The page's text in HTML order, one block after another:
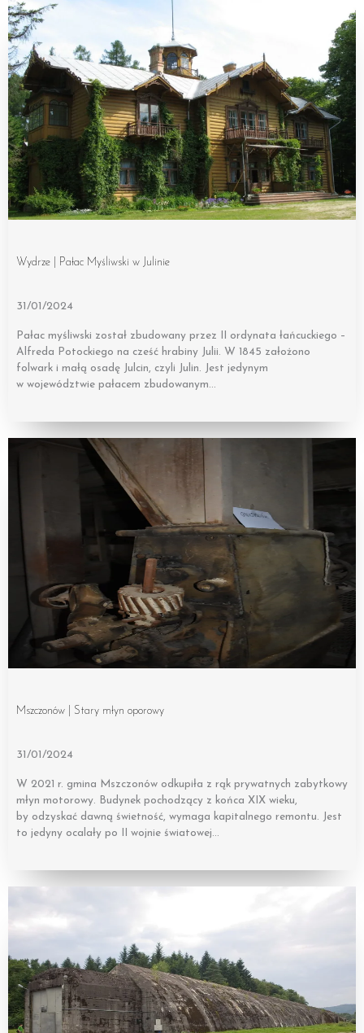
Wydrze | Pałac Myśliwski w Julinie
31/01/2024
Pałac myśliwski został zbudowany przez II ordynata łańcuckiego –
Alfreda Potockiego na cześć hrabiny Julii. W 1845 założono
folwark i małą osadę Julcin, czyli Julin. Jest jedynym
w województwie pałacem zbudowanym…
Mszczonów | Stary młyn oporowy
31/01/2024
W 2021 r. gmina Mszczonów odkupiła z rąk prywatnych zabytkowy
młyn motorowy. Budynek pochodzący z końca XIX wieku,
by odzyskać dawną świetność, wymaga kapitalnego remontu. Jest
to jedyny ocalały po II wojnie światowej…